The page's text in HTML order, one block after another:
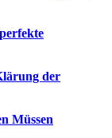
der
Müssen